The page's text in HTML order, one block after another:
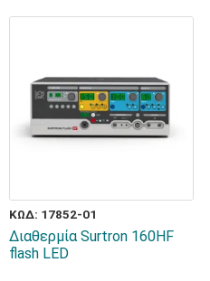
ΚΩΔ: 17852-01
Διαθερμία Surtron 160HF
flash LED